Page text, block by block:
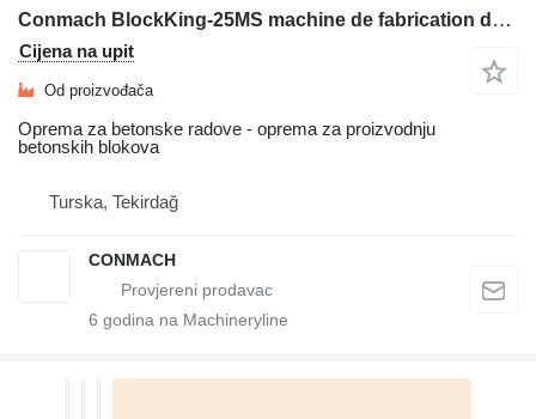
Conmach BlockKing-25MS machine de fabrication de blocs - 10.000unités/8h
Cijena na upit
Od proizvođača
Oprema za betonske radove - oprema za proizvodnju
betonskih blokova
Turska, Tekirdağ
CONMACH
6 godina na Machineryline